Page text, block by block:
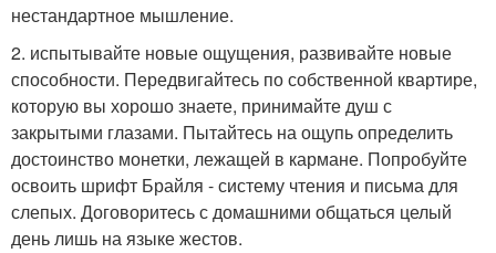
нестандартное мышление.
2. испытывайте новые ощущения, развивайте новые
способности. Передвигайтесь по собственной квартире,
которую вы хорошо знаете, принимайте душ с
закрытыми глазами. Пытайтесь на ощупь определить
достоинство монетки, лежащей в кармане. Попробуйте
освоить шрифт Брайля - систему чтения и письма для
слепых. Договоритесь с домашними общаться целый
день лишь на языке жестов.